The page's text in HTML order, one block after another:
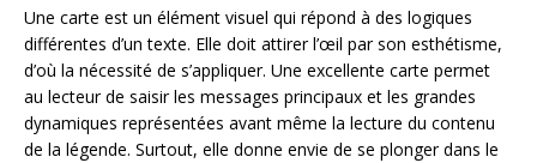
Une carte est un élément visuel qui répond à des logiques
différentes d’un texte. Elle doit attirer l’œil par son esthétisme,
d’où la nécessité de s’appliquer. Une excellente carte permet
au lecteur de saisir les messages principaux et les grandes
dynamiques représentées avant même la lecture du contenu
de la légende. Surtout, elle donne envie de se plonger dans le